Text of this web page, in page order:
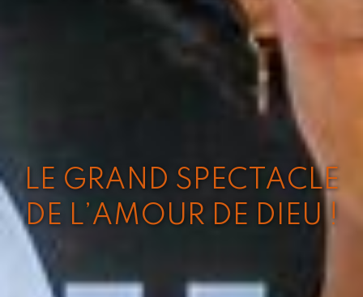
LE GRAND SPECTACLE
DE L’AMOUR DE DIEU !